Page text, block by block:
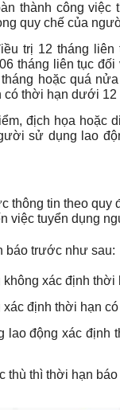
thành công
quy chế của
trị 12 tháng
tháng liên tục
hoặc quá
thời hạn dưới
địch họa hoặc
sử dụng lao
thông tin theo
việc tuyển dụng
báo trước như sau:
xác định thời
định thời hạn
lao động xác
thù thì thời hạn